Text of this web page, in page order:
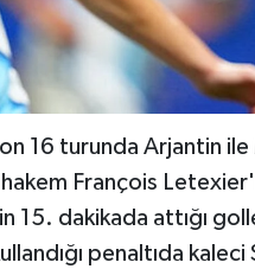
16 turunda Arjantin ile
hakem François
15. dakikada attığı
penaltıda kaleci